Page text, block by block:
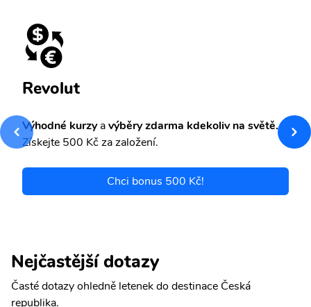
Revolut
Výhodné kurzyavýběry zdarma kdekoliv na světě.
Získejte 500 Kč za založení.
Chci bonus 500 Kč!
Nejčastější dotazy
Časté dotazy ohledně letenek do destinace Česká
republika.